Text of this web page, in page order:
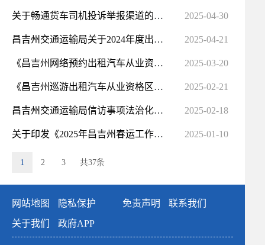
关于畅通货车司机投诉举报渠道的公告 2025-04-30
昌吉州交通运输局关于2024年度出租汽车企业服务质量信誉考核情况的公示 2025-04-21
《昌吉州网络预约出租汽车从业资格区域科目考试题库》（460道题） 2025-03-20
《昌吉州巡游出租汽车从业资格区域科目考试题库》（460道题） 2025-02-21
昌吉州交通运输局信访事项法治化办理指南 2025-02-18
关于印发《2025年昌吉州春运工作实施方案》的通知 2025-01-10
1 2 3 共37条
网站地图 隐私保护 免责声明
联系我们
关于我们
政府APP